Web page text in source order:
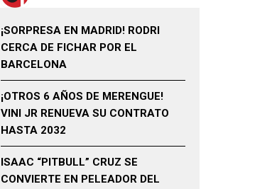
¡SORPRESA EN MADRID! RODRI
CERCA DE FICHAR POR EL
BARCELONA
¡OTROS 6 AÑOS DE MERENGUE!
VINI JR RENUEVA SU CONTRATO
HASTA 2032
ISAAC “PITBULL” CRUZ SE
CONVIERTE EN PELEADOR DEL